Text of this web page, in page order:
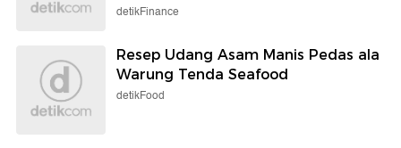
detikFinance
Resep Udang Asam Manis Pedas ala
Warung Tenda Seafood
detikFood